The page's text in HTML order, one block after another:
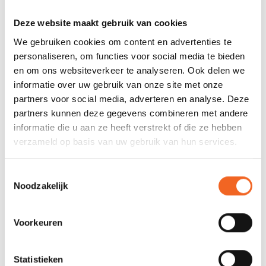
Deze website maakt gebruik van cookies
We gebruiken cookies om content en advertenties te
personaliseren, om functies voor social media te bieden
en om ons websiteverkeer te analyseren. Ook delen we
informatie over uw gebruik van onze site met onze
partners voor social media, adverteren en analyse. Deze
partners kunnen deze gegevens combineren met andere
informatie die u aan ze heeft verstrekt of die ze hebben
verzameld op basis van uw gebruik van hun services.
Noodzakelijk
Voorkeuren
Statistieken
NELO BOOTHOES K2
REED DEKSEL,
AQUATHERM, OVAAL